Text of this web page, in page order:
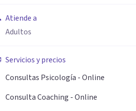
con estrés, ansiedad y rumiación
y regulación emocional: rutinas,
COPM · Miembro de SES, ESRS e ICF.
Atiende a
Adultos
Servicios y precios
Consultas Psicología - Online
Consulta Coaching - Online